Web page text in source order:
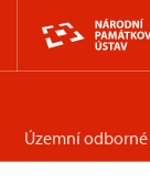
územní